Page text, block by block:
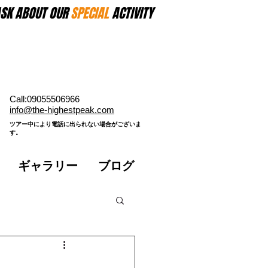
ABOUT OURSPECIALACTIVITY
Call:09055506966
​info@the-highestpeak.com
​ツアー中により電話に出られない場合がございま
す。​
ギャラリー ブログ